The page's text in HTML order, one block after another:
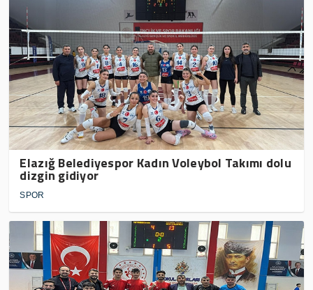
Elazığ Belediyespor Kadın Voleybol Takımı dolu
dizgin gidiyor
SPOR